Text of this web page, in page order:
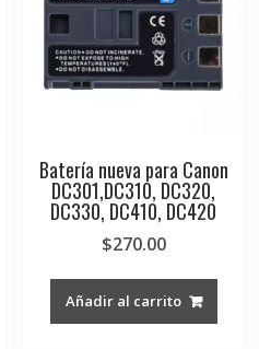
Batería nueva para Canon
DC301,DC310, DC320,
DC330, DC410, DC420
$270.00
Añadir al carrito